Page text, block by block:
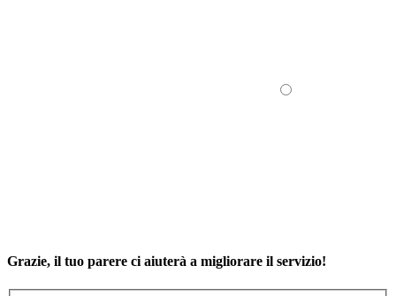
Grazie, il tuo parere ci aiuterà a migliorare il servizio!